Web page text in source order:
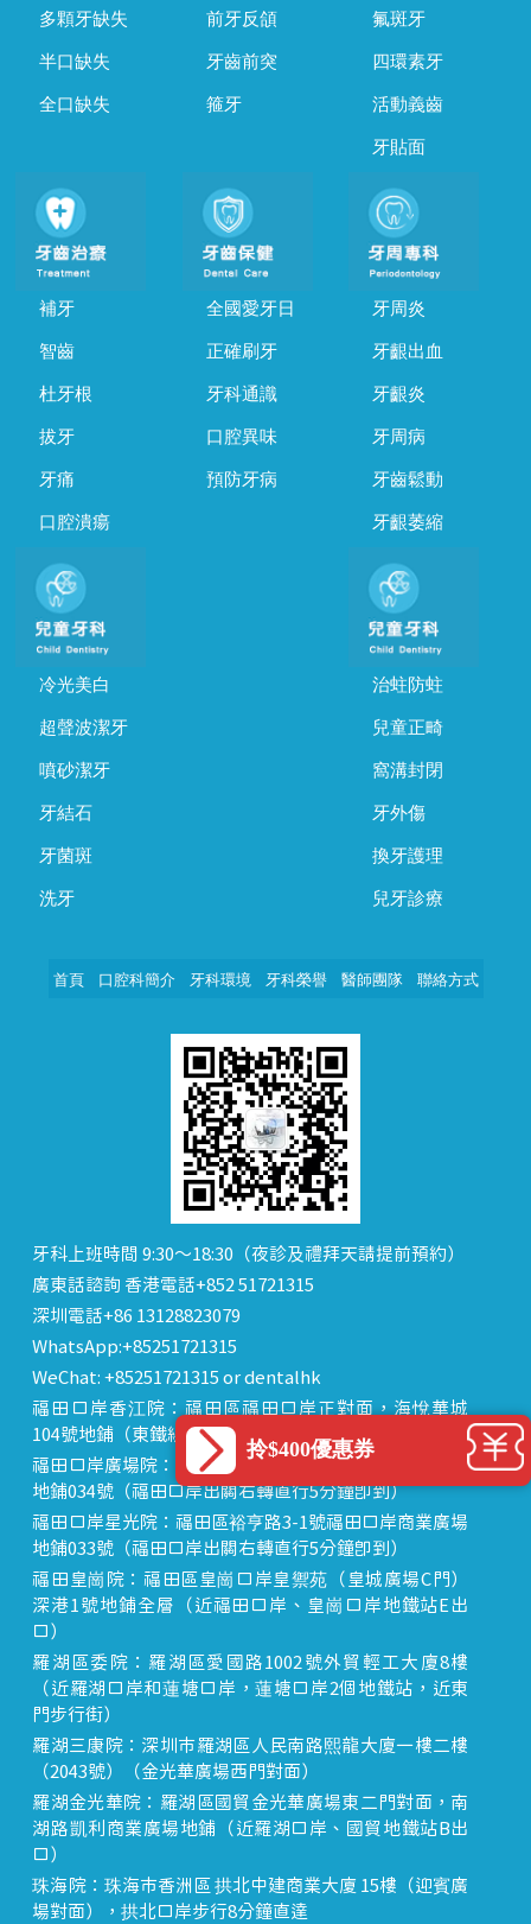
多顆牙缺失
半口缺失
全口缺失
前牙反頜
牙齒前突
箍牙
氟斑牙
四環素牙
活動義齒
牙貼面
補牙
智齒
杜牙根
拔牙
牙痛
口腔潰瘍
全國愛牙日
正確刷牙
牙科通識
口腔異味
預防牙病
牙周炎
牙齦出血
牙齦炎
牙周病
牙齒鬆動
牙齦萎縮
冷光美白
超聲波潔牙
噴砂潔牙
牙結石
牙菌斑
洗牙
治蛀防蛀
兒童正畸
窩溝封閉
牙外傷
換牙護理
兒牙診療
首頁 口腔科簡介 牙科環境 牙科榮譽 醫師團隊 聯絡方式
牙科上班時間 9:30～18:30（夜診及禮拜天請提前預約）
廣東話諮詢 香港電話+852 51721315
深圳電話+86 13128823079
WhatsApp:+85251721315
WeChat: +85251721315 or dentalhk
福田口岸香江院：福田區福田口岸正對面，海悅華城
104號地鋪（東鐵線落馬洲站出關對面即到）
福田口岸廣場院：福田區裕亨路3-1號福田口岸商業廣場
地鋪034號（福田口岸出關右轉直行5分鐘即到）
福田口岸星光院：福田區裕亨路3-1號福田口岸商業廣場
地鋪033號（福田口岸出關右轉直行5分鐘即到）
福田皇崗院：福田區皇崗口岸皇禦苑（皇城廣場C門）
深港1號地鋪全層（近福田口岸、皇崗口岸地鐵站E出
口）
羅湖區委院：羅湖區愛國路1002號外貿輕工大廈8樓
（近羅湖口岸和蓮塘口岸，蓮塘口岸2個地鐵站，近東
門步行街）
羅湖三康院：深圳市羅湖區人民南路熙龍大廈一樓二樓
（2043號）（金光華廣場西門對面）
羅湖金光華院：羅湖區國貿金光華廣場東二門對面，南
湖路凱利商業廣場地鋪（近羅湖口岸、國貿地鐵站B出
口）
珠海院：珠海市香洲區 拱北中建商業大廈 15樓（迎賓廣
場對面），拱北口岸步行8分鐘直達
拎$400優惠券